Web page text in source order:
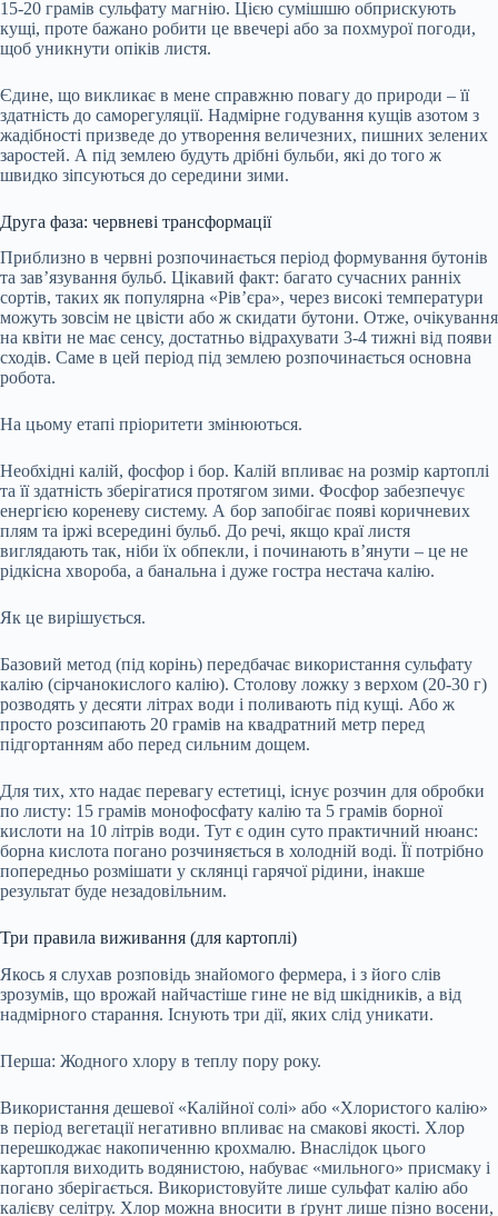
15-20 грамів сульфату магнію. Цією сумішшю обприскують
кущі, проте бажано робити це ввечері або за похмурої погоди,
щоб уникнути опіків листя.
Єдине, що викликає в мене справжню повагу до природи – її
здатність до саморегуляції. Надмірне годування кущів азотом з
жадібності призведе до утворення величезних, пишних зелених
заростей. А під землею будуть дрібні бульби, які до того ж
швидко зіпсуються до середини зими.
Друга фаза: червневі трансформації
Приблизно в червні розпочинається період формування бутонів
та зав’язування бульб. Цікавий факт: багато сучасних ранніх
сортів, таких як популярна «Рів’єра», через високі температури
можуть зовсім не цвісти або ж скидати бутони. Отже, очікування
на квіти не має сенсу, достатньо відрахувати 3-4 тижні від появи
сходів. Саме в цей період під землею розпочинається основна
робота.
На цьому етапі пріоритети змінюються.
Необхідні калій, фосфор і бор. Калій впливає на розмір картоплі
та її здатність зберігатися протягом зими. Фосфор забезпечує
енергією кореневу систему. А бор запобігає появі коричневих
плям та іржі всередині бульб. До речі, якщо краї листя
виглядають так, ніби їх обпекли, і починають в’янути – це не
рідкісна хвороба, а банальна і дуже гостра нестача калію.
Як це вирішується.
Базовий метод (під корінь) передбачає використання сульфату
калію (сірчанокислого калію). Столову ложку з верхом (20-30 г)
розводять у десяти літрах води і поливають під кущі. Або ж
просто розсипають 20 грамів на квадратний метр перед
підгортанням або перед сильним дощем.
Для тих, хто надає перевагу естетиці, існує розчин для обробки
по листу: 15 грамів монофосфату калію та 5 грамів борної
кислоти на 10 літрів води. Тут є один суто практичний нюанс:
борна кислота погано розчиняється в холодній воді. Її потрібно
попередньо розмішати у склянці гарячої рідини, інакше
результат буде незадовільним.
Три правила виживання (для картоплі)
Якось я слухав розповідь знайомого фермера, і з його слів
зрозумів, що врожай найчастіше гине не від шкідників, а від
надмірного старання. Існують три дії, яких слід уникати.
Перша: Жодного хлору в теплу пору року.
Використання дешевої «Калійної солі» або «Хлористого калію»
в період вегетації негативно впливає на смакові якості. Хлор
перешкоджає накопиченню крохмалю. Внаслідок цього
картопля виходить водянистою, набуває «мильного» присмаку і
погано зберігається. Використовуйте лише сульфат калію або
калієву селітру. Хлор можна вносити в ґрунт лише пізно восени,